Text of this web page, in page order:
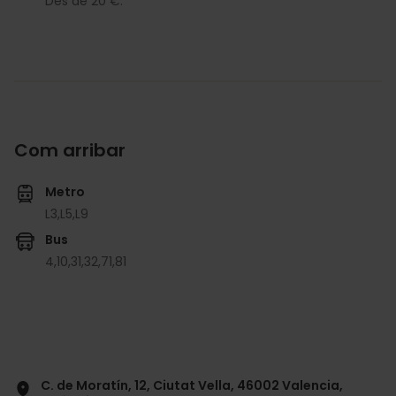
Com arribar
Metro
L3,L5,L9
Bus
4,10,31,32,71,81
C. de Moratín, 12, Ciutat Vella, 46002 Valencia,